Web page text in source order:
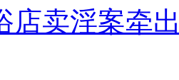
店卖淫案牵